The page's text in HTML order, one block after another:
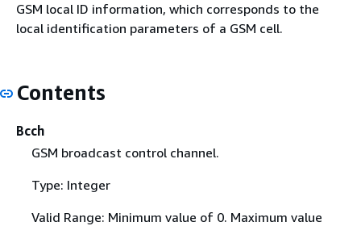
GSM local ID information, which corresponds to the
local identification parameters of a GSM cell.
Contents
Bcch
GSM broadcast control channel.
Type: Integer
Valid Range: Minimum value of 0. Maximum value